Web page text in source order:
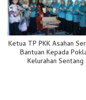
Ketua TP PKK Asahan
Bantuan Kepada
Kelurahan Sentang